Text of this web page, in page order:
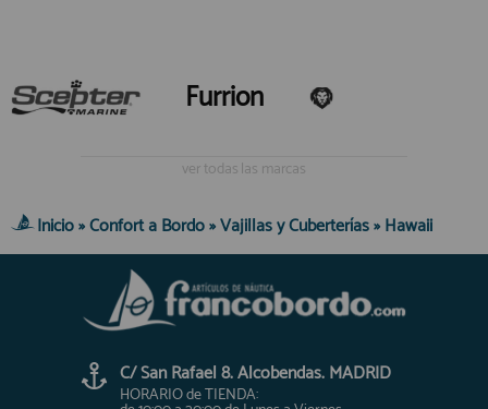
Furrion
ver todas las marcas
Inicio»Confort a Bordo»Vajillas y Cuberterías»Hawaii
C/ San Rafael 8. Alcobendas. MADRID
HORARIO de TIENDA: